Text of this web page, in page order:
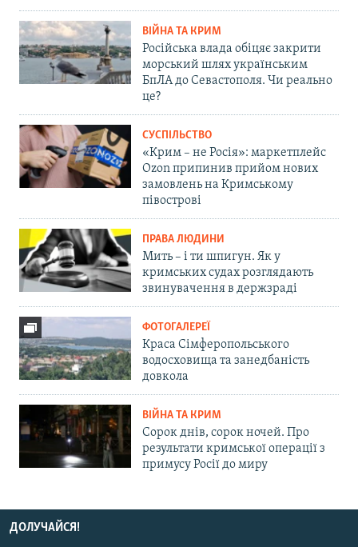
ВІЙНА ТА КРИМ
Російська влада обіцяє закрити
морський шлях українським
БпЛА до Севастополя. Чи реально
це?
СУСПІЛЬСТВО
«Крим – не Росія»: маркетплейс
Ozon припинив прийом нових
замовлень на Кримському
півострові
ПРАВА ЛЮДИНИ
Мить – і ти шпигун. Як у
кримських судах розглядають
звинувачення в держзраді
ФОТОГАЛЕРЕЇ
Краса Сімферопольського
водосховища та занедбаність
довкола
ВІЙНА ТА КРИМ
Сорок днів, сорок ночей. Про
результати кримської операції з
примусу Росії до миру
ДОЛУЧАЙСЯ!